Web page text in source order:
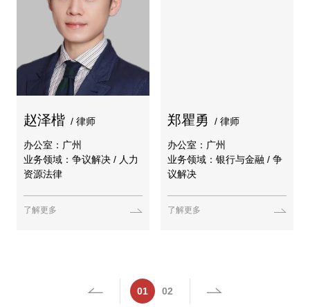
赵泽楷 / 律师
办公室：广州
业务领域：争议解决 / 人力
资源法律
了解更多
郑瞿勇 / 律师
办公室：广州
业务领域：银行与金融 / 争
议解决
了解更多
01 02